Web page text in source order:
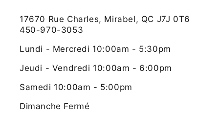
17670 Rue Charles, Mirabel, QC J7J 0T6
450-970-3053
Lundi - Mercredi 10:00am - 5:30pm
Jeudi - Vendredi 10:00am - 6:00pm
Samedi 10:00am - 5:00pm
Dimanche Fermé